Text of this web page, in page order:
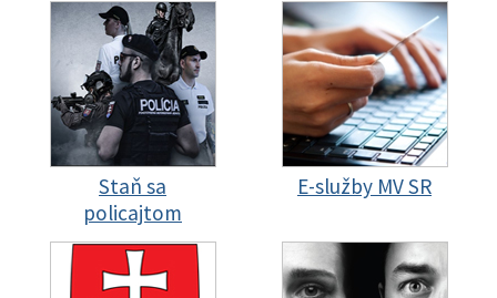
Staň sa
policajtom
E-služby MV SR